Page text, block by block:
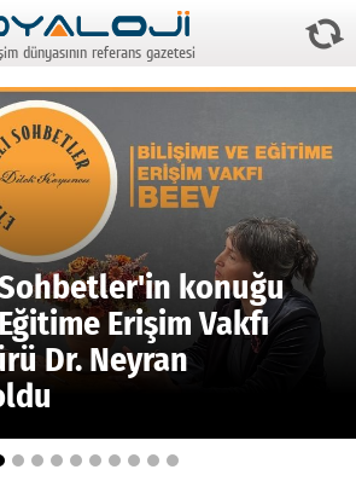
dünyasının referans gazetesi
konuğu
Erişim Vakfı
Dr. Neyran